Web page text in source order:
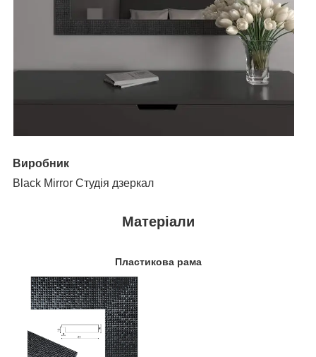
Виробник
Black Mirror Студія дзеркал
Матеріали
Пластикова рама